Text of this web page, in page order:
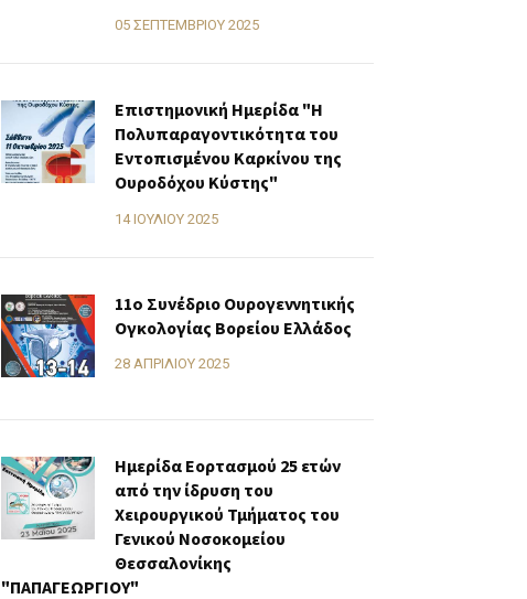
05 ΣΕΠΤΕΜΒΡΊΟΥ 2025
Επιστημονική Ημερίδα "Η
Πολυπαραγοντικότητα του
Εντοπισμένου Καρκίνου της
Ουροδόχου Κύστης"
14 ΙΟΥΛΊΟΥ 2025
11o Συνέδριο Ουρογεννητικής
Ογκολογίας Βορείου Ελλάδος
28 ΑΠΡΙΛΊΟΥ 2025
Ημερίδα Εορτασμού 25 ετών
από την ίδρυση του
Χειρουργικού Τμήματος του
Γενικού Νοσοκομείου
Θεσσαλονίκης
"ΠΑΠΑΓΕΩΡΓΙΟΥ"